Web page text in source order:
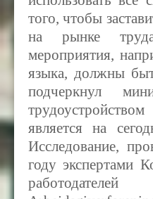
того, чтобы
на рынке
мероприятия,
языка, должны
подчеркнул
является на
Исследование,
году экспертами